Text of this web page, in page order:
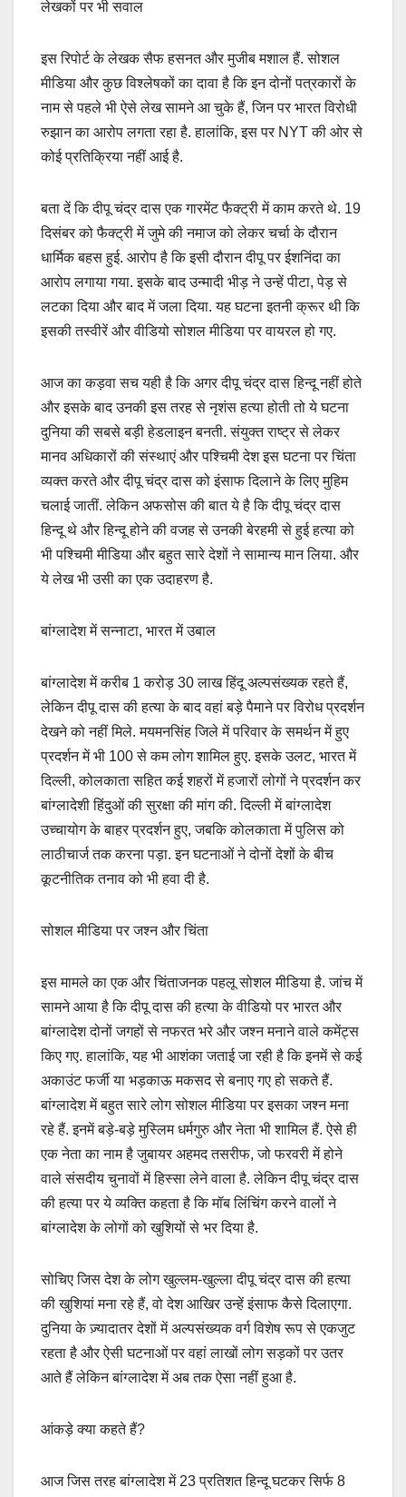
लेखकों पर भी सवाल
इस रिपोर्ट के लेखक सैफ हसनत और मुजीब मशाल हैं. सोशल
मीडिया और कुछ विश्लेषकों का दावा है कि इन दोनों पत्रकारों के
नाम से पहले भी ऐसे लेख सामने आ चुके हैं, जिन पर भारत विरोधी
रुझान का आरोप लगता रहा है. हालांकि, इस पर NYT की ओर से
कोई प्रतिक्रिया नहीं आई है.
बता दें कि दीपू चंद्र दास एक गारमेंट फैक्ट्री में काम करते थे. 19
दिसंबर को फैक्ट्री में जुमे की नमाज को लेकर चर्चा के दौरान
धार्मिक बहस हुई. आरोप है कि इसी दौरान दीपू पर ईशनिंदा का
आरोप लगाया गया. इसके बाद उन्मादी भीड़ ने उन्हें पीटा, पेड़ से
लटका दिया और बाद में जला दिया. यह घटना इतनी क्रूर थी कि
इसकी तस्वीरें और वीडियो सोशल मीडिया पर वायरल हो गए.
आज का कड़वा सच यही है कि अगर दीपू चंद्र दास हिन्दू नहीं होते
और इसके बाद उनकी इस तरह से नृशंस हत्या होती तो ये घटना
दुनिया की सबसे बड़ी हेडलाइन बनती. संयुक्त राष्ट्र से लेकर
मानव अधिकारों की संस्थाएं और पश्चिमी देश इस घटना पर चिंता
व्यक्त करते और दीपू चंद्र दास को इंसाफ दिलाने के लिए मुहिम
चलाई जातीं. लेकिन अफसोस की बात ये है कि दीपू चंद्र दास
हिन्दू थे और हिन्दू होने की वजह से उनकी बेरहमी से हुई हत्या को
भी पश्चिमी मीडिया और बहुत सारे देशों ने सामान्य मान लिया. और
ये लेख भी उसी का एक उदाहरण है.
बांग्लादेश में सन्नाटा, भारत में उबाल
बांग्लादेश में करीब 1 करोड़ 30 लाख हिंदू अल्पसंख्यक रहते हैं,
लेकिन दीपू दास की हत्या के बाद वहां बड़े पैमाने पर विरोध प्रदर्शन
देखने को नहीं मिले. मयमनसिंह जिले में परिवार के समर्थन में हुए
प्रदर्शन में भी 100 से कम लोग शामिल हुए. इसके उलट, भारत में
दिल्ली, कोलकाता सहित कई शहरों में हजारों लोगों ने प्रदर्शन कर
बांग्लादेशी हिंदुओं की सुरक्षा की मांग की. दिल्ली में बांग्लादेश
उच्चायोग के बाहर प्रदर्शन हुए, जबकि कोलकाता में पुलिस को
लाठीचार्ज तक करना पड़ा. इन घटनाओं ने दोनों देशों के बीच
कूटनीतिक तनाव को भी हवा दी है.
सोशल मीडिया पर जश्न और चिंता
इस मामले का एक और चिंताजनक पहलू सोशल मीडिया है. जांच में
सामने आया है कि दीपू दास की हत्या के वीडियो पर भारत और
बांग्लादेश दोनों जगहों से नफरत भरे और जश्न मनाने वाले कमेंट्स
किए गए. हालांकि, यह भी आशंका जताई जा रही है कि इनमें से कई
अकाउंट फर्जी या भड़काऊ मकसद से बनाए गए हो सकते हैं.
बांग्लादेश में बहुत सारे लोग सोशल मीडिया पर इसका जश्न मना
रहे हैं. इनमें बड़े-बड़े मुस्लिम धर्मगुरु और नेता भी शामिल हैं. ऐसे ही
एक नेता का नाम है जुबायर अहमद तसरीफ, जो फरवरी में होने
वाले संसदीय चुनावों में हिस्सा लेने वाला है. लेकिन दीपू चंद्र दास
की हत्या पर ये व्यक्ति कहता है कि मॉब लिंचिंग करने वालों ने
बांग्लादेश के लोगों को खुशियों से भर दिया है.
सोचिए जिस देश के लोग खुल्लम-खुल्ला दीपू चंद्र दास की हत्या
की खुशियां मना रहे हैं, वो देश आखिर उन्हें इंसाफ कैसे दिलाएगा.
दुनिया के ज़्यादातर देशों में अल्पसंख्यक वर्ग विशेष रूप से एकजुट
रहता है और ऐसी घटनाओं पर वहां लाखों लोग सड़कों पर उतर
आते हैं लेकिन बांग्लादेश में अब तक ऐसा नहीं हुआ है.
आंकड़े क्या कहते हैं?
आज जिस तरह बांग्लादेश में 23 प्रतिशत हिन्दू घटकर सिर्फ 8